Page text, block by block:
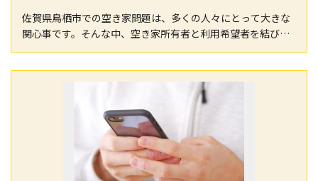
佐賀県鳥栖市での空き家問題は、多くの人々にとって大きな
関心事です。そんな中、空き家所有者と利用希望者を結びつ
けるマッチングサイトが注目を集めています。本記事で…